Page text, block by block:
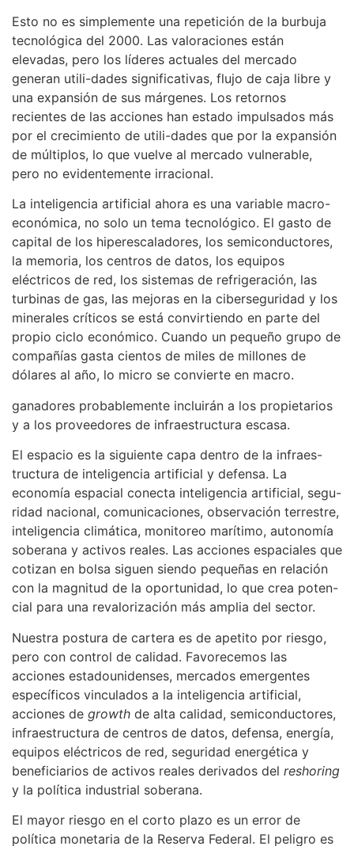
Esto no es simplemente una repetición de la burbuja
tecnológica del 2000. Las valoraciones están
elevadas, pero los líderes actuales del mercado
generan utili-dades significativas, flujo de caja libre y
una expansión de sus márgenes. Los retornos
recientes de las acciones han estado impulsados más
por el crecimiento de utili-dades que por la expansión
de múltiplos, lo que vuelve al mercado vulnerable,
pero no evidentemente irracional.
La inteligencia artificial ahora es una variable macro-
económica, no solo un tema tecnológico. El gasto de
capital de los hiperescaladores, los semiconductores,
la memoria, los centros de datos, los equipos
eléctricos de red, los sistemas de refrigeración, las
turbinas de gas, las mejoras en la ciberseguridad y los
minerales críticos se está convirtiendo en parte del
propio ciclo económico. Cuando un pequeño grupo de
compañías gasta cientos de miles de millones de
dólares al año, lo micro se convierte en macro.
ganadores probablemente incluirán a los propietarios
y a los proveedores de infraestructura escasa.
El espacio es la siguiente capa dentro de la infraes-
tructura de inteligencia artificial y defensa. La
economía espacial conecta inteligencia artificial, segu-
ridad nacional, comunicaciones, observación terrestre,
inteligencia climática, monitoreo marítimo, autonomía
soberana y activos reales. Las acciones espaciales que
cotizan en bolsa siguen siendo pequeñas en relación
con la magnitud de la oportunidad, lo que crea poten-
cial para una revalorización más amplia del sector.
Nuestra postura de cartera es de apetito por riesgo,
pero con control de calidad. Favorecemos las
acciones estadounidenses, mercados emergentes
específicos vinculados a la inteligencia artificial,
acciones de growth de alta calidad, semiconductores,
infraestructura de centros de datos, defensa, energía,
equipos eléctricos de red, seguridad energética y
beneficiarios de activos reales derivados del reshoring
y la política industrial soberana.
El mayor riesgo en el corto plazo es un error de
política monetaria de la Reserva Federal. El peligro es